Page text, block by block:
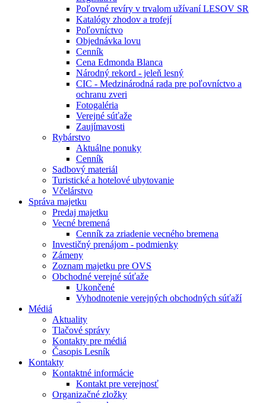
Poľovné revíry v trvalom užívaní LESOV SR
Katalógy zhodov a trofejí
Poľovníctvo
Objednávka lovu
Cenník
Cena Edmonda Blanca
Národný rekord - jeleň lesný
CIC - Medzinárodná rada pre poľovníctvo a
ochranu zveri
Fotogaléria
Verejné súťaže
Zaujímavosti
Rybárstvo
Aktuálne ponuky
Cenník
Sadbový materiál
Turistické a hotelové ubytovanie
Včelárstvo
Správa majetku
Predaj majetku
Vecné bremená
Cenník za zriadenie vecného bremena
Investičný prenájom - podmienky
Zámeny
Zoznam majetku pre OVS
Obchodné verejné súťaže
Ukončené
Vyhodnotenie verejných obchodných súťaží
Médiá
Aktuality
Tlačové správy
Kontakty pre médiá
Časopis Lesník
Kontakty
Kontaktné informácie
Kontakt pre verejnosť
Organizačné zložky